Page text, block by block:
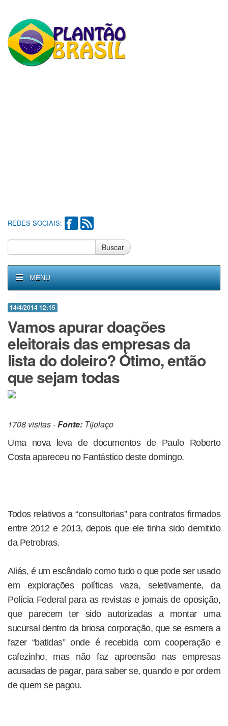
REDES SOCIAIS:
Buscar
MENU
14/4/2014 12:15
Vamos apurar doações
eleitorais das empresas da
lista do doleiro? Ótimo, então
que sejam todas
1708 visitas -Fonte: Tijolaço
Uma nova leva de documentos de Paulo Roberto
Costa apareceu no Fantástico deste domingo.
Todos relativos a “consultorias” para contratos firmados
entre 2012 e 2013, depois que ele tinha sido demitido
da Petrobras.
Aliás, é um escândalo como tudo o que pode ser usado
em explorações políticas vaza, seletivamente, da
Polícia Federal para as revistas e jornais de oposição,
que parecem ter sido autorizadas a montar uma
sucursal dentro da briosa corporação, que se esmera a
fazer “batidas” onde é recebida com cooperação e
cafezinho, mas não faz apreensão nas empresas
acusadas de pagar, para saber se, quando e por ordem
de quem se pagou.